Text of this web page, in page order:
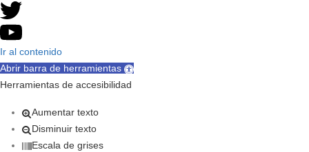
Ir al contenido
Abrir barra de herramientas
Herramientas de accesibilidad
Aumentar texto
Disminuir texto
Escala de grises